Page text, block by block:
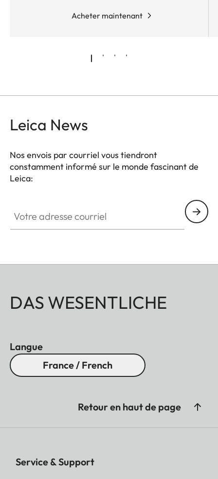
Acheter maintenant
Leica News
Nos envois par courriel vous tiendront
constamment informé sur le monde fascinant de
Leica:
DAS WESENTLICHE
Langue
France / French
Retour en haut de page
Service & Support